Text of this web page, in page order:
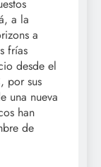
a la
a
frías
desde el
por sus
una nueva
han
de